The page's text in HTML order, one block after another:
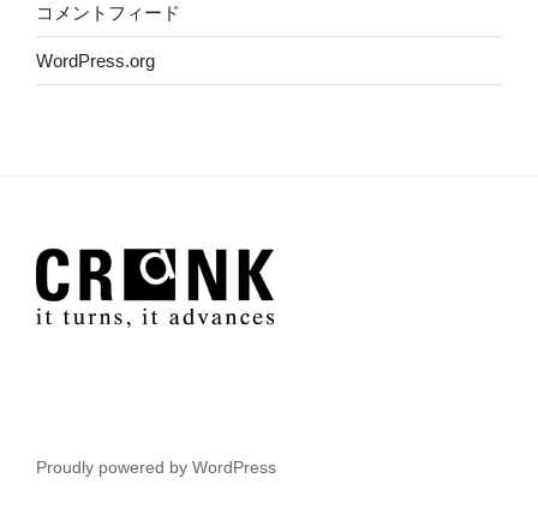
コメントフィード
WordPress.org
Proudly powered by WordPress